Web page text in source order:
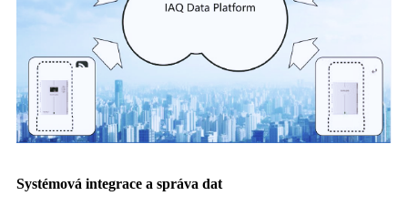
Systémová integrace a správa dat